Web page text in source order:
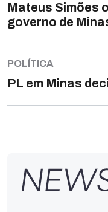
Mateus Simões
governo de
POLÍTICA
PL em Minas